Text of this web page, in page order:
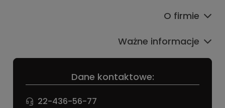
Dane kontaktowe:
22-436-56-77
O firmie
Ważne informacje